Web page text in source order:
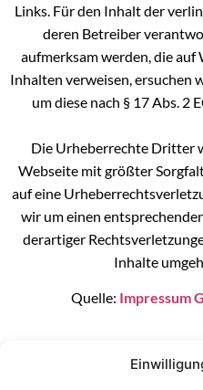
Links. Für den Inhalt der
deren Betreiber
aufmerksam werden, die
Inhalten verweisen, ersuchen
um diese nach § 17 Abs. 2
Die Urheberrechte Dritter
Webseite mit größter
auf eine
wir um einen
derartiger
Inhalte
Quelle: Impressum